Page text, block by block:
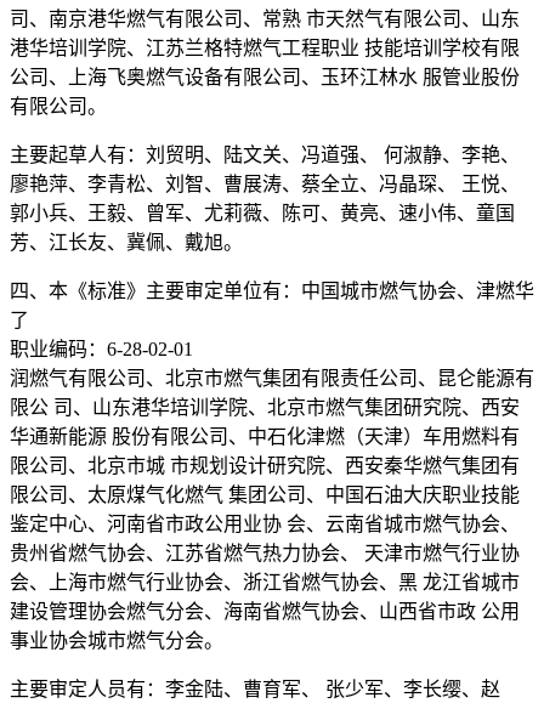
司、南京港华燃气有限公司、常熟 市天然气有限公司、山东
港华培训学院、江苏兰格特燃气工程职业 技能培训学校有限
公司、上海飞奥燃气设备有限公司、玉环江林水 服管业股份
有限公司。
主要起草人有：刘贸明、陆文关、冯道强、 何淑静、李艳、
廖艳萍、李青松、刘智、曹展涛、蔡全立、冯晶琛、 王悦、
郭小兵、王毅、曾军、尤莉薇、陈可、黄亮、速小伟、童国
芳、江长友、冀佩、戴旭。
四、本《标准》主要审定单位有：中国城市燃气协会、津燃华
了
职业编码：6-28-02-01
润燃气有限公司、北京市燃气集团有限责任公司、昆仑能源有
限公 司、山东港华培训学院、北京市燃气集团研究院、西安
华通新能源 股份有限公司、中石化津燃（天津）车用燃料有
限公司、北京市城 市规划设计研究院、西安秦华燃气集团有
限公司、太原煤气化燃气 集团公司、中国石油大庆职业技能
鉴定中心、河南省市政公用业协 会、云南省城市燃气协会、
贵州省燃气协会、江苏省燃气热力协会、 天津市燃气行业协
会、上海市燃气行业协会、浙江省燃气协会、黑 龙江省城市
建设管理协会燃气分会、海南省燃气协会、山西省市政 公用
事业协会城市燃气分会。
主要审定人员有：李金陆、曹育军、 张少军、李长缨、赵